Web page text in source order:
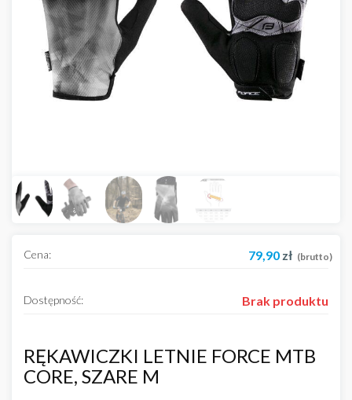
RĘKAWICZKI LETNIE FORCE MTB
CORE, SZARE M
Cena: 79,90 zł (brutto)
Dostępność: Brak produktu